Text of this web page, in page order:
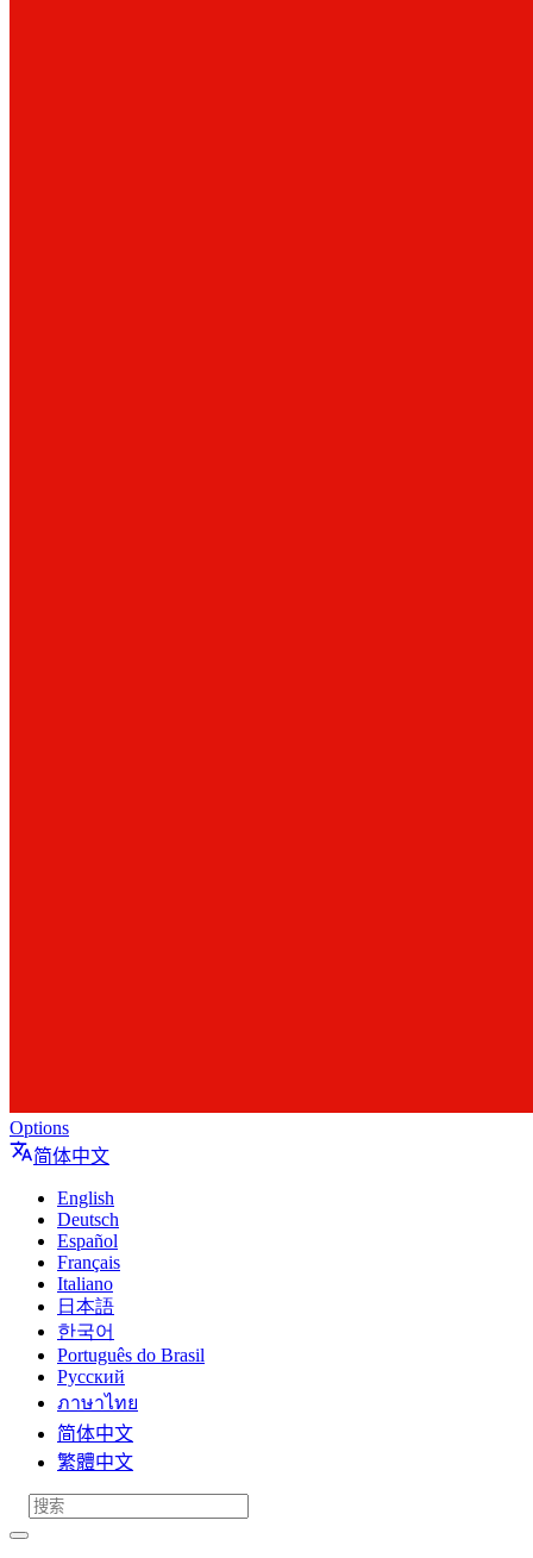
Options
简体中文
English
Deutsch
Español
Français
Italiano
日本語
한국어
Português do Brasil
Русский
ภาษาไทย
简体中文
繁體中文